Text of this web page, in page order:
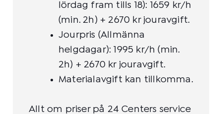
lördag fram tills 18): 1659 kr/h
(min. 2h) + 2670 kr jouravgift.
Jourpris (Allmänna
helgdagar): 1995 kr/h (min.
2h) + 2670 kr jouravgift.
Materialavgift kan tillkomma.
Allt om priser på 24 Centers service